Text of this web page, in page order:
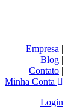
Empresa |
Blog |
Contato |
Minha Conta
Login